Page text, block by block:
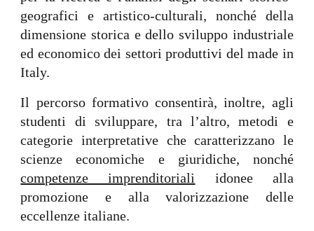
geografici e artistico-culturali, nonché della
dimensione storica e dello sviluppo industriale
ed economico dei settori produttivi del made in
Italy.
Il percorso formativo consentirà, inoltre, agli
studenti di sviluppare, tra l’altro, metodi e
categorie interpretative che caratterizzano le
scienze economiche e giuridiche, nonché
competenze imprenditoriali
idonee alla
promozione e alla valorizzazione delle
eccellenze italiane.